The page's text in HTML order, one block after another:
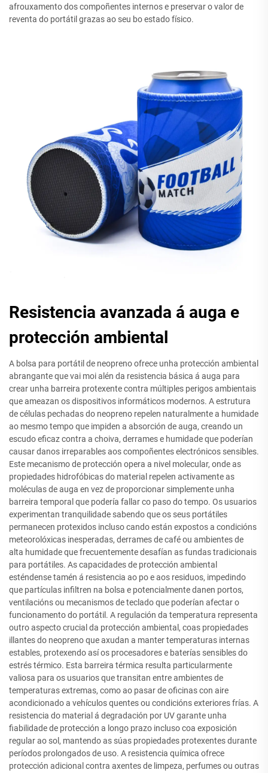
afrouxamento dos compoñentes internos e preservar o valor de
reventa do portátil grazas ao seu bo estado físico.
Resistencia avanzada á auga e
protección ambiental
A bolsa para portátil de neopreno ofrece unha protección ambiental
abrangante que vai moi alén da resistencia básica á auga para
crear unha barreira protexente contra múltiples perigos ambientais
que ameazan os dispositivos informáticos modernos. A estrutura
de células pechadas do neopreno repelen naturalmente a humidade
ao mesmo tempo que impiden a absorción de auga, creando un
escudo eficaz contra a choiva, derrames e humidade que poderían
causar danos irreparables aos compoñentes electrónicos sensibles.
Este mecanismo de protección opera a nivel molecular, onde as
propiedades hidrofóbicas do material repelen activamente as
moléculas de auga en vez de proporcionar simplemente unha
barreira temporal que podería fallar co paso do tempo. Os usuarios
experimentan tranquilidade sabendo que os seus portátiles
permanecen protexidos incluso cando están expostos a condicións
meteorolóxicas inesperadas, derrames de café ou ambientes de
alta humidade que frecuentemente desafían as fundas tradicionais
para portátiles. As capacidades de protección ambiental
esténdense tamén á resistencia ao po e aos residuos, impedindo
que partículas infiltren na bolsa e potencialmente danen portos,
ventilacións ou mecanismos de teclado que poderían afectar o
funcionamento do portátil. A regulación da temperatura representa
outro aspecto crucial da protección ambiental, coas propiedades
illantes do neopreno que axudan a manter temperaturas internas
estables, protexendo así os procesadores e baterías sensibles do
estrés térmico. Esta barreira térmica resulta particularmente
valiosa para os usuarios que transitan entre ambientes de
temperaturas extremas, como ao pasar de oficinas con aire
acondicionado a vehículos quentes ou condicións exteriores frías. A
resistencia do material á degradación por UV garante unha
fiabilidade de protección a longo prazo incluso coa exposición
regular ao sol, mantendo as súas propiedades protexentes durante
períodos prolongados de uso. A resistencia química ofrece
protección adicional contra axentes de limpeza, perfumes ou outras